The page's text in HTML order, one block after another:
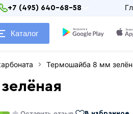
+7 (495) 640-68-58
Каталог
Термошайба 8 мм